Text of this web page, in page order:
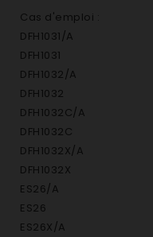
Cas d'emploi :
DFH1031/A
DFH1031
DFH1032/A
DFH1032
DFH1032C/A
DFH1032C
DFH1032X/A
DFH1032X
ES26/A
ES26
ES26X/A